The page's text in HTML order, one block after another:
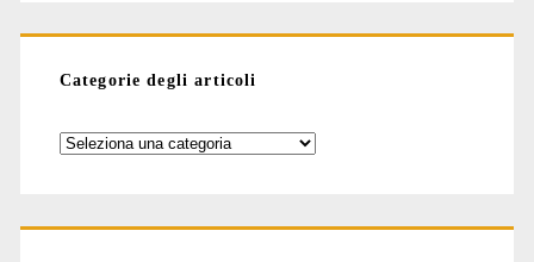
Categorie degli articoli
Categorie